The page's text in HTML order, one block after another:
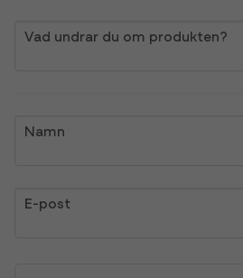
question
Vad undrar du om produkten?
name
Namn
email
E-post